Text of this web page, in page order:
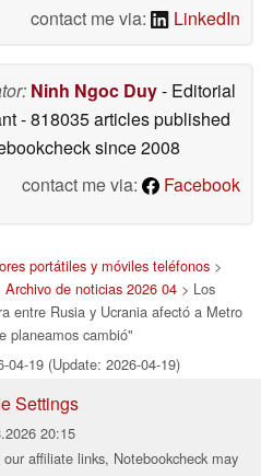
contact me via:
LinkedIn
Ninh Ngoc Duy- Editorial
- 818035 articles published
since 2008
contact me via:
Facebook
portátiles y móviles teléfonos >
Archivo de noticias 2026 04 > Los
entre Rusia y Ucrania afectó a Metro
planeamos cambió"
04-19 (Update: 2026-04-19)
Settings
20:15
affiliate links, Notebookcheck may